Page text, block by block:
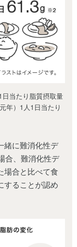
当たり脂質摂取量
年）1人1日当たり
緒に難消化性デ
合、難消化性デ
場合と比べて食
することが認め